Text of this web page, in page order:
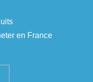
en France